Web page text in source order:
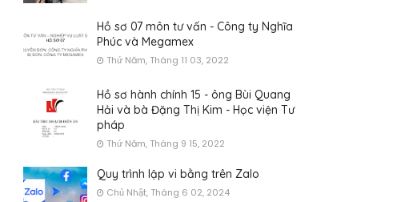
Hồ sơ 07 môn tư vấn - Công ty Nghĩa
Phúc và Megamex
Thứ Năm, Tháng 11 03, 2022
Hồ sơ hành chính 15 - ông Bùi Quang
Hải và bà Đặng Thị Kim - Học viện Tư
pháp
Thứ Năm, Tháng 9 15, 2022
Quy trình lập vi bằng trên Zalo
Chủ Nhật, Tháng 6 02, 2024